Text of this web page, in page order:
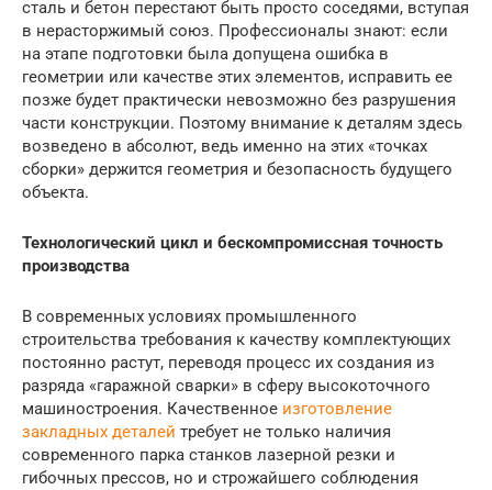
сталь и бетон перестают быть просто соседями, вступая
в нерасторжимый союз. Профессионалы знают: если
на этапе подготовки была допущена ошибка в
геометрии или качестве этих элементов, исправить ее
позже будет практически невозможно без разрушения
части конструкции. Поэтому внимание к деталям здесь
возведено в абсолют, ведь именно на этих «точках
сборки» держится геометрия и безопасность будущего
объекта.
Технологический цикл и бескомпромиссная точность
производства
В современных условиях промышленного
строительства требования к качеству комплектующих
постоянно растут, переводя процесс их создания из
разряда «гаражной сварки» в сферу высокоточного
машиностроения. Качественное изготовление
закладных деталей требует не только наличия
современного парка станков лазерной резки и
гибочных прессов, но и строжайшего соблюдения